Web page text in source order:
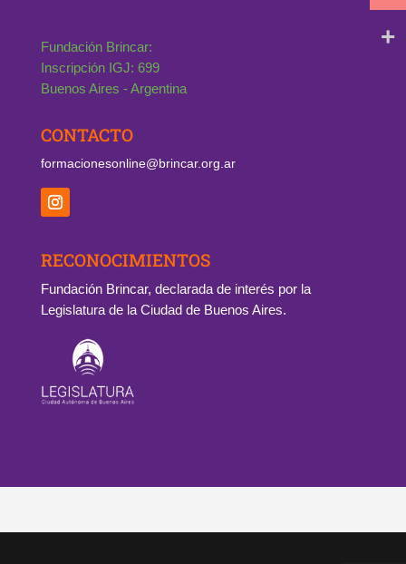
Fundación Brincar:
Inscripción IGJ: 699
Buenos Aires - Argentina
CONTACTO
formacionesonline@brincar.org.ar
RECONOCIMIENTOS
Fundación Brincar, declarada de interés por la
Legislatura de la Ciudad de Buenos Aires.